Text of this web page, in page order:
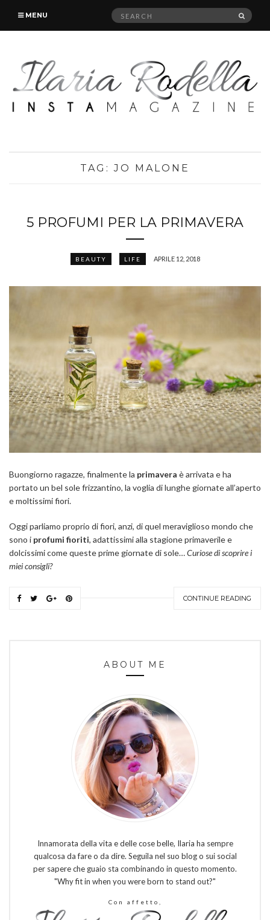
MENU
Search
TAG:JO MALONE
5 PROFUMI PER LA PRIMAVERA
BEAUTY LIFE APRILE 12, 2018
Buongiorno ragazze, finalmente la primavera è arrivata e ha
portato un bel sole frizzantino, la voglia di lunghe giornate all’aperto
e moltissimi fiori.
Oggi parliamo proprio di fiori, anzi, di quel meraviglioso mondo che
sono i profumi fioriti, adattissimi alla stagione primaverile e
dolcissimi come queste prime giornate di sole…Curiose di scoprire i
miei consigli?
CONTINUE READING
ABOUT ME
Innamorata della vita e delle cose belle, Ilaria ha sempre
qualcosa da fare o da dire. Seguila nel suo blog o sui social
per sapere che guaio sta combinando in questo momento.
"Why fit in when you were born to stand out?"
Con affetto,